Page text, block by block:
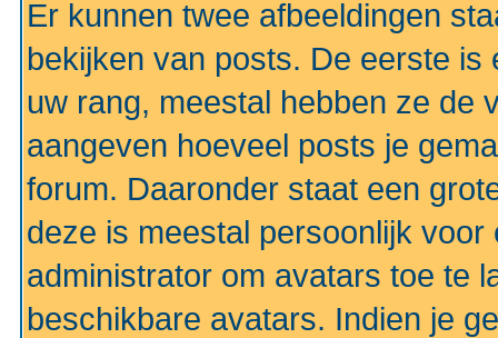
Er kunnen twee afbeeldingen
bekijken van posts. De eerste
uw rang, meestal hebben ze de
aangeven hoeveel posts je
forum. Daaronder staat een
deze is meestal persoonlijk
administrator om avatars toe te
beschikbare avatars. Indien je